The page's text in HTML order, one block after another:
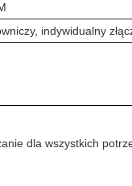
indywidualny
dla wszystkich